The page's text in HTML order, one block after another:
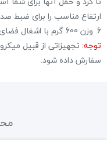
ارتفاع مناسب را برای ضبط
6. وزن 600 گرم با اشغال فضای سطح میز فقط 12CM²
توجه: تجهیزاتی از قبیل
سفارش داده شود.